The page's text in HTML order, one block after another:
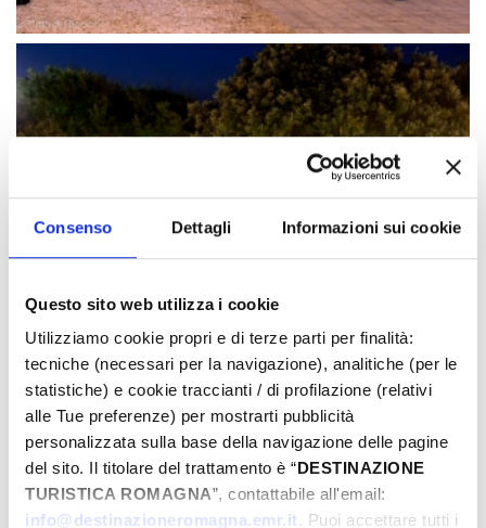
Consenso Dettagli Informazioni sui cookie
Questo sito web utilizza i cookie
Utilizziamo cookie propri e di terze parti per finalità:
tecniche (necessari per la navigazione), analitiche (per le
statistiche) e cookie traccianti / di profilazione (relativi
alle Tue preferenze) per mostrarti pubblicità
personalizzata sulla base della navigazione delle pagine
del sito. Il titolare del trattamento è “DESTINAZIONE
TURISTICA ROMAGNA”, contattabile all'email:
info@destinazioneromagna.emr.it. Puoi accettare tutti i